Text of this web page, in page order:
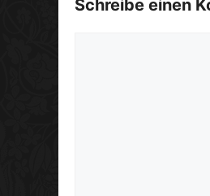
Schreibe einen